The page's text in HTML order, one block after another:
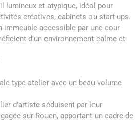
lumineux et atypique, idéal pour
créatives, cabinets ou start-ups.
immeuble accessible par une cour
d’un environnement calme et
type atelier avec un beau volume
d’artiste séduisent par leur
sur Rouen, apportant un cadre de